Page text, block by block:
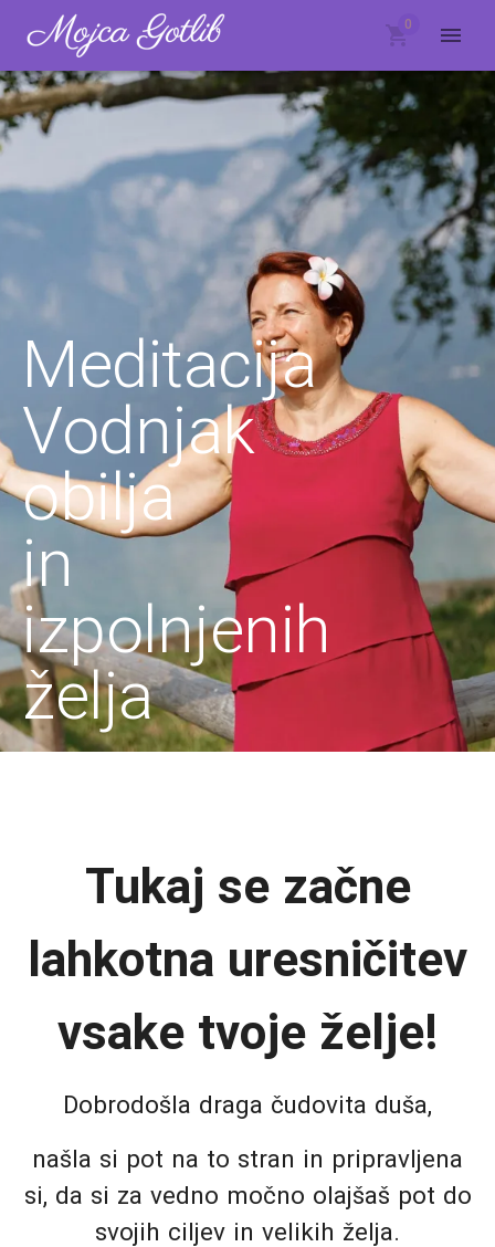
0
Meditacija
Vodnjak
obilja
in
izpolnjenih
želja
Tukaj se začne
lahkotna uresničitev
vsake tvoje želje!
Dobrodošla draga čudovita duša,
našla si pot na to stran in pripravljena
si, da si za vedno močno olajšaš pot do
svojih ciljev in velikih želja.